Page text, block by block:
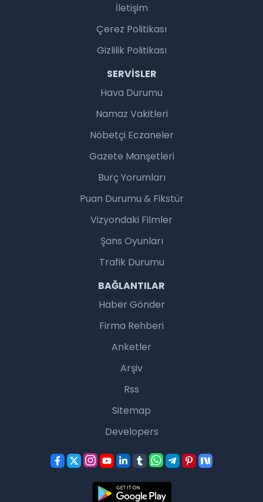
İletişim
Çerez Politikası
Gizlilik Politikası
SERVISLER
Hava Durumu
Namaz Vakitleri
Nöbetçi Eczaneler
Gazete Manşetleri
Burç Yorumları
Puan Durumu & Fikstür
Vizyondaki Filmler
Şans Oyunları
Trafik Durumu
BAĞLANTILAR
Haber Gönder
Firma Rehberi
Anketler
Arşiv
Rss
Sitemap
Developers